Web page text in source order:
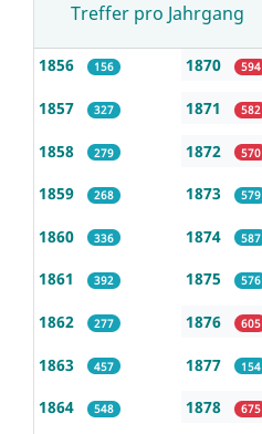
Treffer pro Jahrgang
1856 156
1857 327
1858 279
1859 268
1860 336
1861 392
1862 277
1863 457
1864 548
1870 594
1871 582
1872 570
1873 579
1874 587
1875 576
1876 605
1877 154
1878 675